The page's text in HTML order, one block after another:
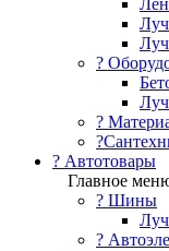
?️
?
? Автотовары
Главное
? Шины
?